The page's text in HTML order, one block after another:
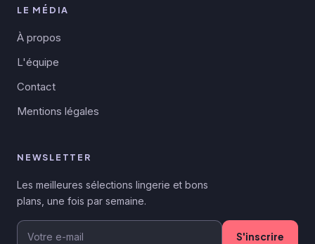
LE MÉDIA
À propos
L'équipe
Contact
Mentions légales
NEWSLETTER
Les meilleures sélections lingerie et bons
plans, une fois par semaine.
S'inscrire